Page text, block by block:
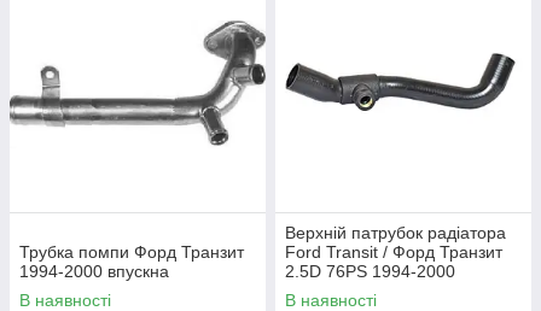
Трубка помпи Форд Транзит
1994-2000 впускна
В наявності
Верхній патрубок радіатора
Ford Transit / Форд Транзит
2.5D 76PS 1994-2000
В наявності